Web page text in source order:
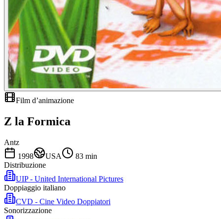
Film d’animazione
Z la Formica
Antz
1998
USA 83 min
Distribuzione
UIP - United International Pictures
Doppiaggio italiano
CVD - Cine Video Doppiatori
Sonorizzazione